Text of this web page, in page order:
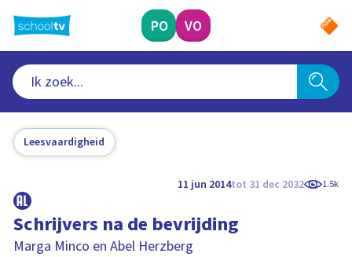
naar
hoofdinhoud
PO VO
Leesvaardigheid
11 jun 2014tot 31 dec 2032 1.5k
Schrijvers na de bevrijding
Marga Minco en Abel Herzberg